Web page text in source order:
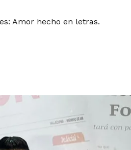
Amor hecho en letras.